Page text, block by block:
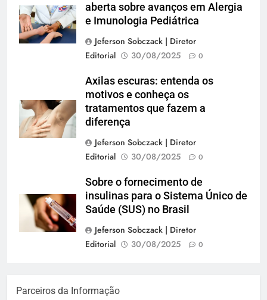
Butenas
aberta sobre avanços em Alergia
e Imunologia Pediátrica
Jeferson Sobczack | Diretor
Editorial
30/08/2025 0
Axilas escuras: entenda os
motivos e conheça os
tratamentos que fazem a
diferença
Jeferson Sobczack | Diretor
Editorial
30/08/2025 0
Sobre o fornecimento de
insulinas para o Sistema Único de
Saúde (SUS) no Brasil
Jeferson Sobczack | Diretor
Editorial
30/08/2025 0
Parceiros da Informação